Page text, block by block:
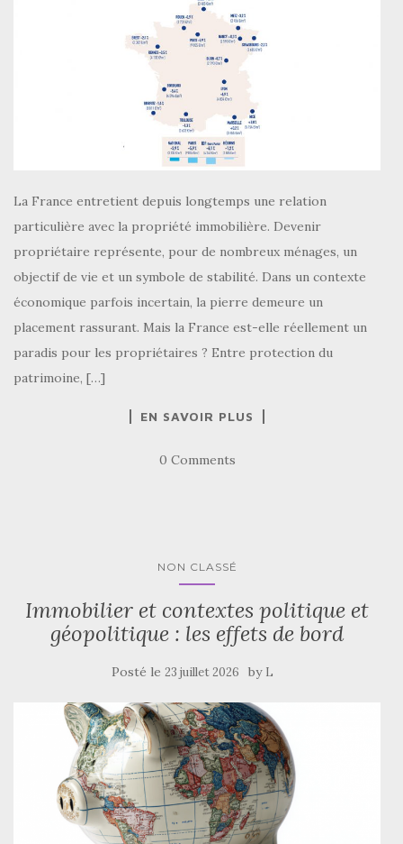
La France entretient depuis longtemps une relation
particulière avec la propriété immobilière. Devenir
propriétaire représente, pour de nombreux ménages, un
objectif de vie et un symbole de stabilité. Dans un contexte
économique parfois incertain, la pierre demeure un
placement rassurant. Mais la France est-elle réellement un
paradis pour les propriétaires ? Entre protection du
patrimoine, […]
EN SAVOIR PLUS
0 Comments
NON CLASSÉ
Immobilier et contextes politique et
géopolitique : les effets de bord
Posté le 23 juillet 2026 by L